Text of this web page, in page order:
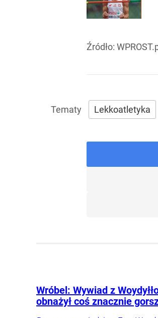
Źródło:
Lekkoatletyka
Wróbel: Wywiad z
obnażył coś znacznie